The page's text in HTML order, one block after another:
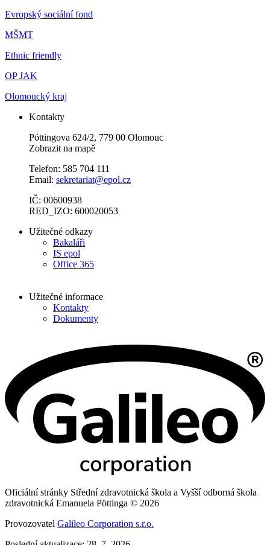
Evropský sociální fond
MŠMT
Ethnic friendly
OP JAK
Olomoucký kraj
Kontakty
Pöttingova 624/2, 779 00 Olomouc
Zobrazit na mapě
Telefon: 585 704 111
Email: sekretariat@epol.cz
IČ: 00600938
RED_IZO: 600020053
Užitečné odkazy
Bakaláři
IS epol
Office 365
Užitečné informace
Kontakty
Dokumenty
Oficiální stránky Střední zdravotnická škola a Vyšší odborná škola
zdravotnická Emanuela Pöttinga © 2026
Provozovatel Galileo Corporation s.r.o.